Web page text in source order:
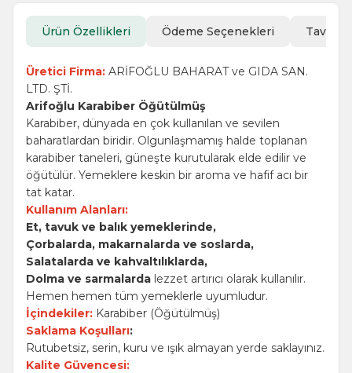
Ürün Özellikleri Ödeme Seçenekleri Tavsiye
Üretici Firma: ARİFOĞLU BAHARAT ve GIDA SAN.
LTD. ŞTİ.
Arifoğlu Karabiber Öğütülmüş
Karabiber, dünyada en çok kullanılan ve sevilen
baharatlardan biridir. Olgunlaşmamış halde toplanan
karabiber taneleri, güneşte kurutularak elde edilir ve
öğütülür. Yemeklere keskin bir aroma ve hafif acı bir
tat katar.
Kullanım Alanları:
Et, tavuk ve balık yemeklerinde,
Çorbalarda, makarnalarda ve soslarda,
Salatalarda ve kahvaltılıklarda,
Dolma ve sarmalarda lezzet artırıcı olarak kullanılır.
Hemen hemen tüm yemeklerle uyumludur.
İçindekiler: Karabiber (Öğütülmüş)
Saklama Koşulları:
Rutubetsiz, serin, kuru ve ışık almayan yerde saklayınız.
Kalite Güvencesi: